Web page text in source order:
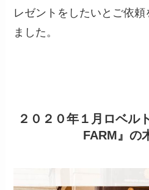
レゼントをしたいとご依
ました。
２０２０年１月ロベル
FARM』の